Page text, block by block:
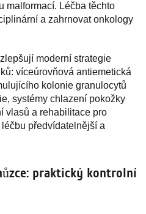
malformací. Léčba těchto
a zahrnovat onkology
moderní strategie
víceúrovňová antiemetická
kolonie granulocytů
systémy chlazení pokožky
vlasů a rehabilitace pro
předvídatelnější a
praktický kontrolní